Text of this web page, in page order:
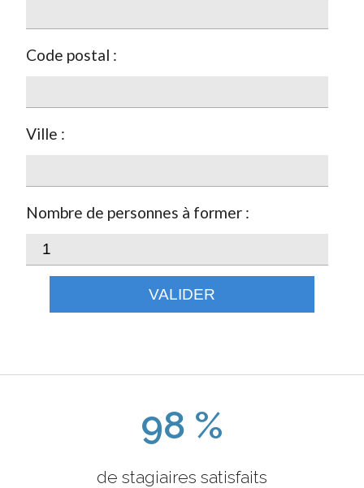
Code postal :
Ville :
Nombre de personnes à former :
VALIDER
98 %
de stagiaires satisfaits